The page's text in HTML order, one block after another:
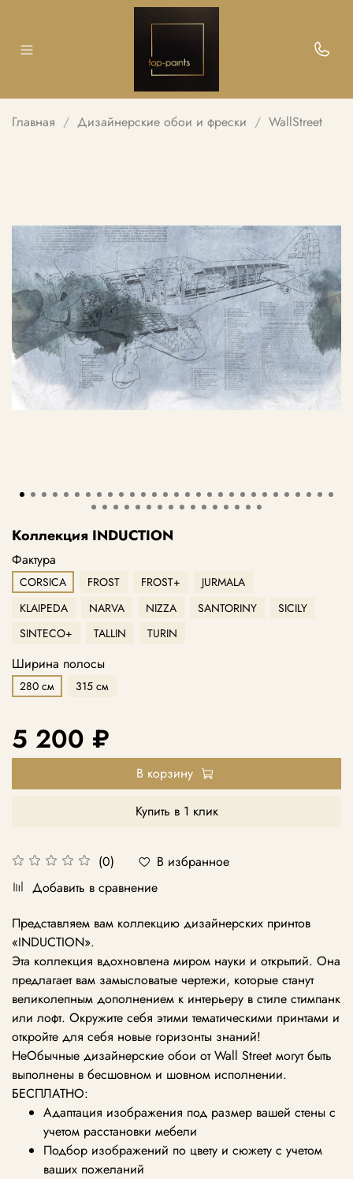
Главная Дизайнерские обои и фрески WallStreet
Коллекция INDUCTION
(0)
В избранное
Добавить в сравнение
Фактура
CORSICA FROST FROST+
JURMALA
KLAIPEDA
NARVA NIZZA SANTORINY
SICILY
SINTECO+
TALLIN TURIN
Ширина полосы
280 см 315 см
5 200 ₽
В корзину
Купить в 1 клик
Представляем вам коллекцию дизайнерских принтов
«INDUCTION».
Эта коллекция вдохновлена миром науки и открытий. Она
предлагает вам замысловатые чертежи, которые станут
великолепным дополнением к интерьеру в стиле стимпанк
или лофт. Окружите себя этими тематическими принтами и
откройте для себя новые горизонты знаний!
НеОбычные дизайнерские обои от Wall Street могут быть
выполнены в бесшовном и шовном исполнении.
БЕСПЛАТНО:
Адаптация изображения под размер вашей стены с
учетом расстановки мебели
Подбор изображений по цвету и сюжету с учетом
ваших пожеланий